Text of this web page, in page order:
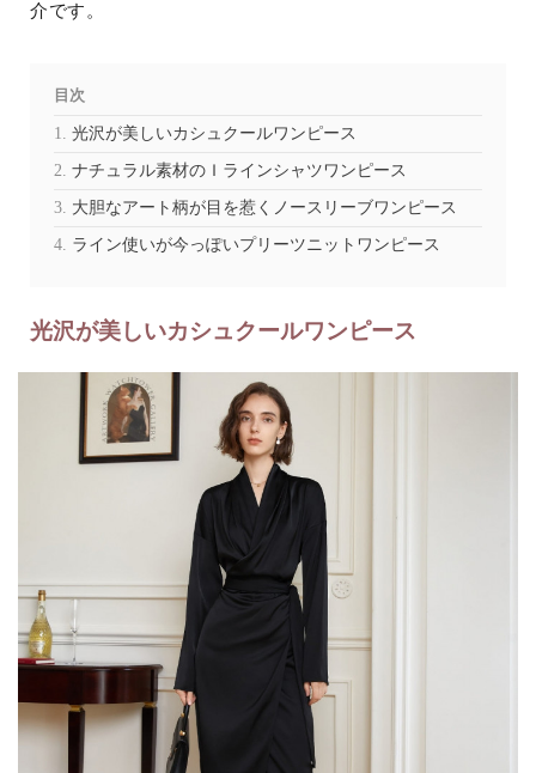
介です。
目次
光沢が美しいカシュクールワンピース
ナチュラル素材のＩラインシャツワンピース
大胆なアート柄が目を惹くノースリーブワンピース
ライン使いが今っぽいプリーツニットワンピース
光沢が美しいカシュクールワンピース